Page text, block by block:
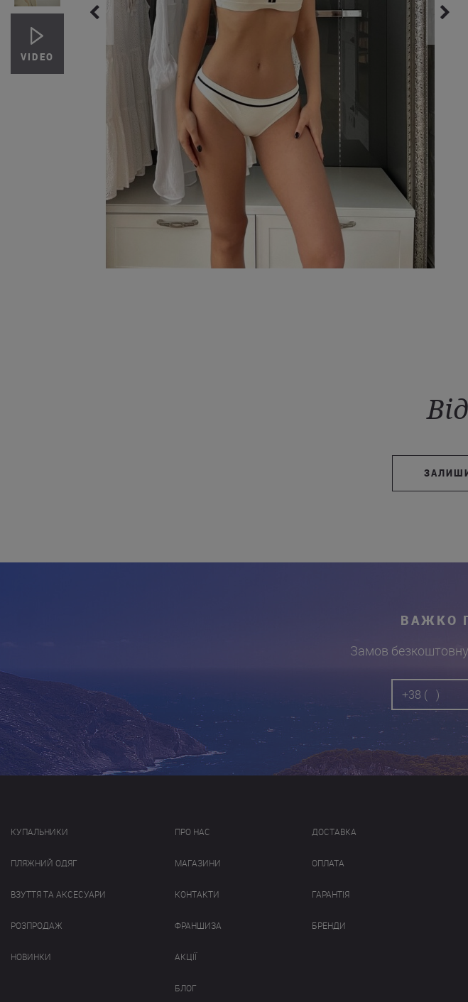
M
LULI FAMA
13 490 грн.
ВАЖКО
Замов безкоштовну
КУПАЛЬНИКИ
ПЛЯЖНИЙ ОДЯГ
ВЗУТТЯ ТА АКСЕСУАРИ
РОЗПРОДАЖ
НОВИНКИ
ПРО НАС
МАГАЗИНИ
КОНТАКТИ
ФРАНШИЗА
АКЦІЇ
БЛОГ
ДОСТАВКА
ОПЛАТА
ГАРАНТІЯ
БРЕНДИ